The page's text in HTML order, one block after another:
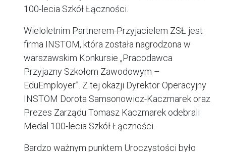
100-lecia Szkół Łączności.
Wieloletnim Partnerem-Przyjacielem ZSŁ jest
firma INSTOM, która została nagrodzona w
warszawskim Konkursie „Pracodawca
Przyjazny Szkołom Zawodowym –
EduEmployer”. Z tej okazji Dyrektor Operacyjny
INSTOM Dorota Samsonowicz-Kaczmarek oraz
Prezes Zarządu Tomasz Kaczmarek odebrali
Medal 100-lecia Szkół Łączności.
Bardzo ważnym punktem Uroczystości było